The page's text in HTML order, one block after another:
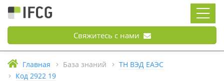
Свяжитесь с нами
Главная База знаний
ТН ВЭД ЕАЭС
Код 2922 19